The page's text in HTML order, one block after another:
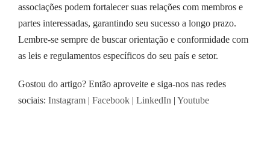
associações podem fortalecer suas relações com membros e
partes interessadas, garantindo seu sucesso a longo prazo.
Lembre-se sempre de buscar orientação e conformidade com
as leis e regulamentos específicos do seu país e setor.
Gostou do artigo? Então aproveite e siga-nos nas redes
sociais: Instagram | Facebook | LinkedIn | Youtube